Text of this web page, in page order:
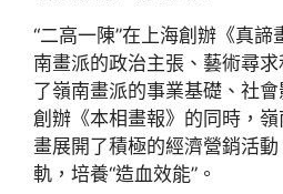
“二高一陳”在上海創辦《真
南畫派的政治主張、藝術尋
了嶺南畫派的事業基礎、社
創辦《本相畫報》的同時，
畫展開了積極的經濟營銷活
軌，培養“造血效能”。